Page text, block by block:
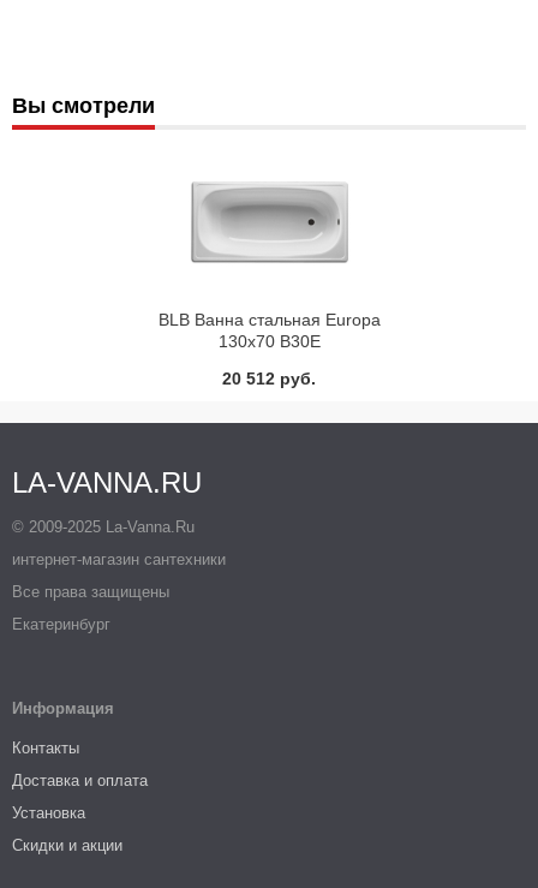
Вы смотрели
BLB Ванна стальная Europa
130x70 B30E
20 512 руб.
LA-VANNA.RU
© 2009-2025 La-Vanna.Ru
интернет-магазин сантехники
Все права защищены
Екатеринбург
Информация
Контакты
Доставка и оплата
Установка
Скидки и акции